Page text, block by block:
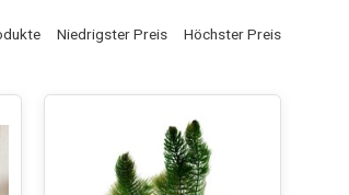
Niedrigster Preis Höchster Preis